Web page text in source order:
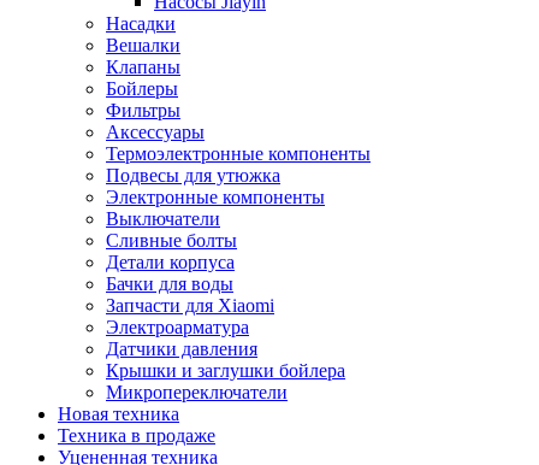
Насадки
Вешалки
Клапаны
Бойлеры
Фильтры
Аксессуары
Термоэлектронные компоненты
Подвесы для утюжка
Электронные компоненты
Выключатели
Сливные болты
Детали корпуса
Бачки для воды
Запчасти для Xiaomi
Электроарматура
Датчики давления
Крышки и заглушки бойлера
Микропереключатели
Новая техника
Техника в продаже
Уцененная техника